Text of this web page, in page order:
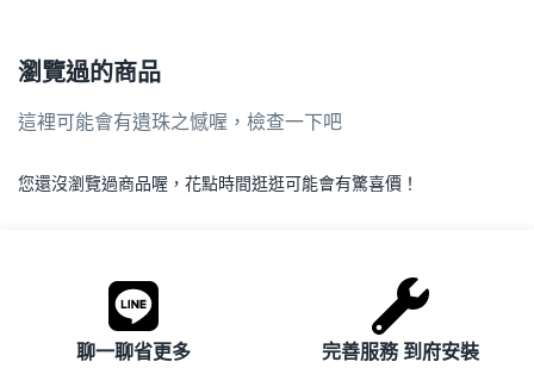
瀏覽過的商品
這裡可能會有遺珠之憾喔，檢查一下吧
您還沒瀏覽過商品喔，花點時間逛逛可能會有驚喜價！
聊一聊省更多 完善服務 到府安裝